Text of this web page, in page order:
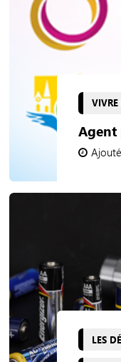
VIVRE
Agent
LES